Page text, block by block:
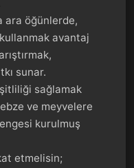
ara öğünlerde,
avantaj
sunar.
sağlamak
ve meyvelere
kurulmuş
etmelisin;